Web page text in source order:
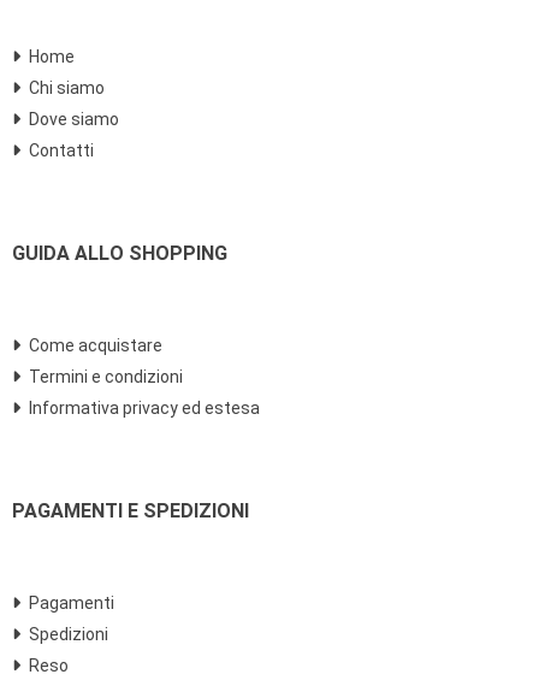
Home
Chi siamo
Dove siamo
Contatti
GUIDA ALLO SHOPPING
Come acquistare
Termini e condizioni
Informativa privacy ed estesa
PAGAMENTI E SPEDIZIONI
Pagamenti
Spedizioni
Reso